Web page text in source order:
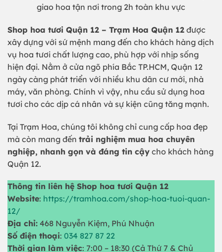
giao hoa tận nơi trong 2h toàn khu vực
Shop hoa tươi Quận 12 – Trạm Hoa Quận 12 được
xây dựng với sứ mệnh mang đến cho khách hàng dịch
vụ hoa tươi chất lượng cao, phù hợp với nhịp sống
hiện đại. Nằm ở cửa ngõ phía Bắc TP.HCM, Quận 12
ngày càng phát triển với nhiều khu dân cư mới, nhà
máy, văn phòng. Chính vì vậy, nhu cầu sử dụng hoa
tươi cho các dịp cá nhân và sự kiện cũng tăng mạnh.
Tại Trạm Hoa, chúng tôi không chỉ cung cấp hoa đẹp
mà còn mang đến trải nghiệm mua hoa chuyên
nghiệp, nhanh gọn và đáng tin cậy cho khách hàng
Quận 12.
Thông tin liên hệ Shop hoa tươi Quận 12
Website: https://tramhoa.com/shop-hoa-tuoi-quan-
12/
Địa chỉ: 468 Nguyễn Kiệm, Phú Nhuận
Số điện thoại: 034 827 87 22
Thời gian làm việc: 7:00 – 18:30 (Cả Thứ 7 & Chủ